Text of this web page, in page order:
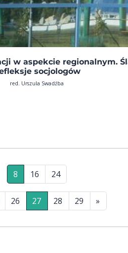
w aspekcie regionalnym.
socjologów
red. Urszula Swadźba
8 16 24
26 27 28 29 »